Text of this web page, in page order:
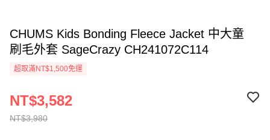
CHUMS Kids Bonding Fleece Jacket 中大童
刷毛外套 SageCrazy CH241072C114
超取滿NT$1,500免運
NT$3,980
NT$3,582